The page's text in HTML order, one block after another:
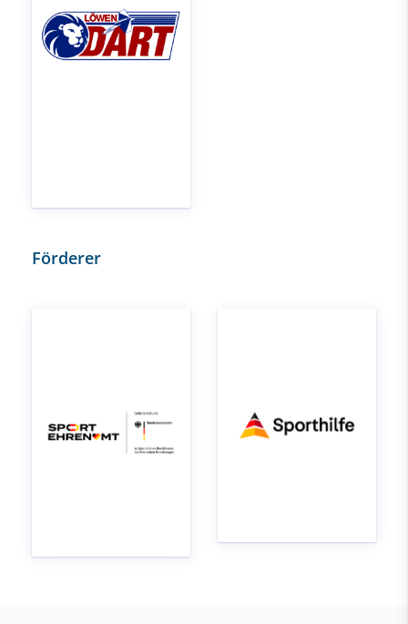
Förderer